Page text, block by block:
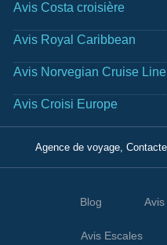
Avis Costa croisière
Avis Royal Caribbean
Avis Norvegian Cruise Line
Avis Croisi Europe
Agence de voyage,
Blog
Avis Escales